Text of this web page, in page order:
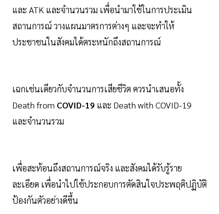
และ ATK และจำนวนรวม เพื่อนำมาใช้ในการประเมิน
สถานการณ์ วางแผนมาตรการต่างๆ และจะทำให้
ประชาชนในสังคมได้ตระหนักถึงสถานการณ์
เฉกเช่นเดียวกับจำนวนการเสียชีวิต ควรนำเสนอทั้ง
Death from COVID-19 และ Death with COVID-19
และจำนวนรวม
เพื่อสะท้อนถึงสถานการณ์จริง และสังคมได้รับรู้ราย
ละเอียด เพื่อนำไปใช้ประกอบการตัดสินใจประพฤติปฏิบัติ
ป้องกันตัวอย่างดีขึ้น